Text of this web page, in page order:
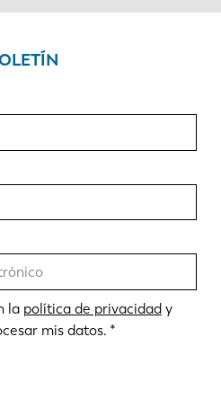
la política de privacidady
mis datos.